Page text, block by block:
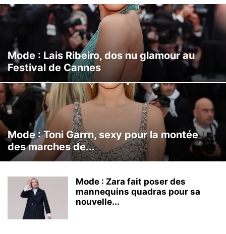
Mode : Lais Ribeiro, dos nu glamour au
Festival de Cannes
Mode : Toni Garrn, sexy pour la montée
des marches de...
Mode : Zara fait poser des
mannequins quadras pour sa
nouvelle...